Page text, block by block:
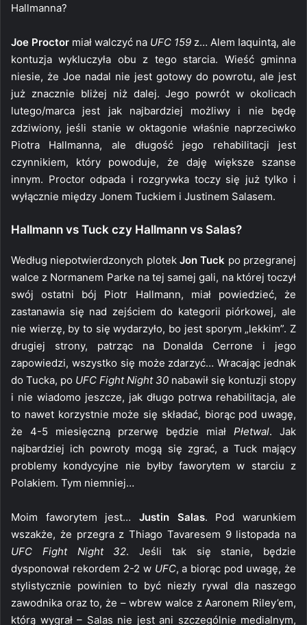
Hallmanna?
Joe Proctor miał walczyć na UFC 159 z… Alem Iaquintą, ale
kontuzja wykluczyła obu z tego starcia. Wieść gminna
niesie, że Joe nadal nie jest gotowy do powrotu, ale jest
już znacznie bliżej niż dalej. Jego powrót w okolicach
lutego/marca jest jak najbardziej możliwy i nie będę
zdziwiony, jeśli stanie w oktagonie właśnie naprzeciwko
Piotra Hallmanna, ale długość jego rehabilitacji jest
czynnikiem, który powoduje, że daję większe szanse
innym. Proctor odpada i rozgrywka toczy się już tylko i
wyłącznie między Jonem Tuckiem i Justinem Salasem.
Hallmann vs Tuck czy Hallmann vs Salas?
Według niepotwierdzonych plotek Jon Tuck po przegranej
walce z Normanem Parke na tej samej gali, na której toczył
swój ostatni bój Piotr Hallmann, miał powiedzieć, że
zastanawia się nad zejściem do kategorii piórkowej, ale
nie wierzę, by to się wydarzyło, bo jest sporym „lekkim”. Z
drugiej strony, patrząc na Donalda Cerrone i jego
zapowiedzi, wszystko się może zdarzyć… Wracając jednak
do Tucka, po UFC Fight Night 30 nabawił się kontuzji stopy
i nie wiadomo jeszcze, jak długo potrwa rehabilitacja, ale
to nawet korzystnie może się składać, biorąc pod uwagę,
że 4-5 miesięczną przerwę będzie miał Płetwal. Jak
najbardziej ich powroty mogą się zgrać, a Tuck mający
problemy kondycyjne nie byłby faworytem w starciu z
Polakiem. Tym niemniej…
Moim faworytem jest… Justin Salas. Pod warunkiem
wszakże, że przegra z Thiago Tavaresem 9 listopada na
UFC Fight Night 32. Jeśli tak się stanie, będzie
dysponował rekordem 2-2 w UFC, a biorąc pod uwagę, że
stylistycznie powinien to być niezły rywal dla naszego
zawodnika oraz to, że – wbrew walce z Aaronem Riley’em,
którą wygrał – Salas nie jest ani szczególnie medialnym,